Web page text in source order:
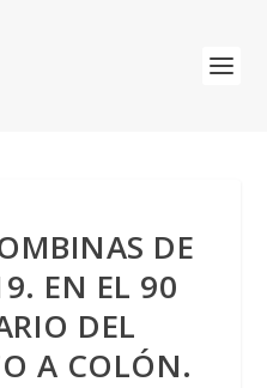
DE
EN EL 90
DEL
A COLÓN.